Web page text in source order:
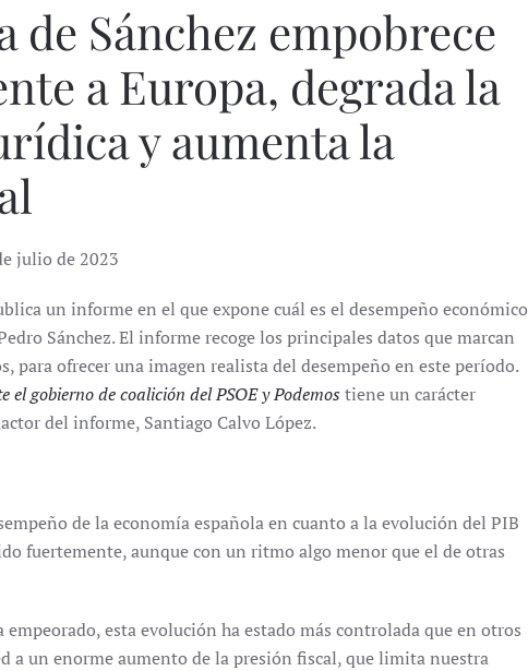
de Sánchez empobrece
a Europa, degrada la
y aumenta la
julio de 2023
un informe en el que expone cuál es el desempeño económico
Sánchez. El informe recoge los principales datos que marcan
para ofrecer una imagen realista del desempeño en este período.
gobierno de coalición del PSOE y Podemos tiene un carácter
del informe, Santiago Calvo López.
de la economía española en cuanto a la evolución del PIB
fuertemente, aunque con un ritmo algo menor que el de otras
esta evolución ha estado más controlada que en otros
a un enorme aumento de la presión fiscal, que limita nuestra